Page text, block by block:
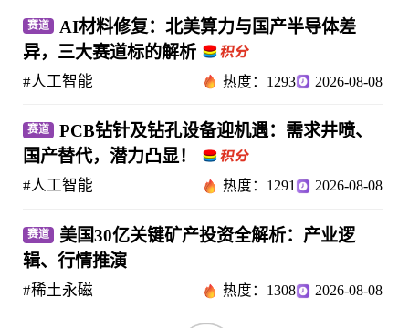
赛道
AI材料修复：北美算力与国产半导体差
异，三大赛道标的解析
#人工智能 热度：1293 2026-08-08
赛道
PCB钻针及钻孔设备迎机遇：需求井喷、
国产替代，潜力凸显！
#人工智能 热度：1291 2026-08-08
赛道
美国30亿关键矿产投资全解析：产业逻
辑、行情推演
#稀土永磁 热度：1308 2026-08-08